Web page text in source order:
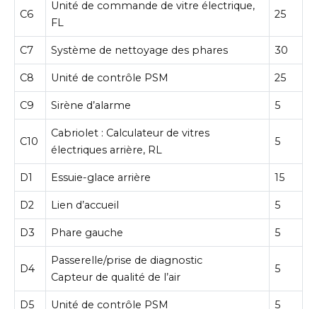
C6
Unité de commande de vitre électrique,
FL
25
C7 Système de nettoyage des phares 30
C8 Unité de contrôle PSM 25
C9 Sirène d’alarme 5
C10
Cabriolet : Calculateur de vitres
électriques arrière, RL
5
D1 Essuie-glace arrière 15
D2 Lien d’accueil 5
D3 Phare gauche 5
D4
Passerelle/prise de diagnostic
Capteur de qualité de l’air
5
D5 Unité de contrôle PSM 5